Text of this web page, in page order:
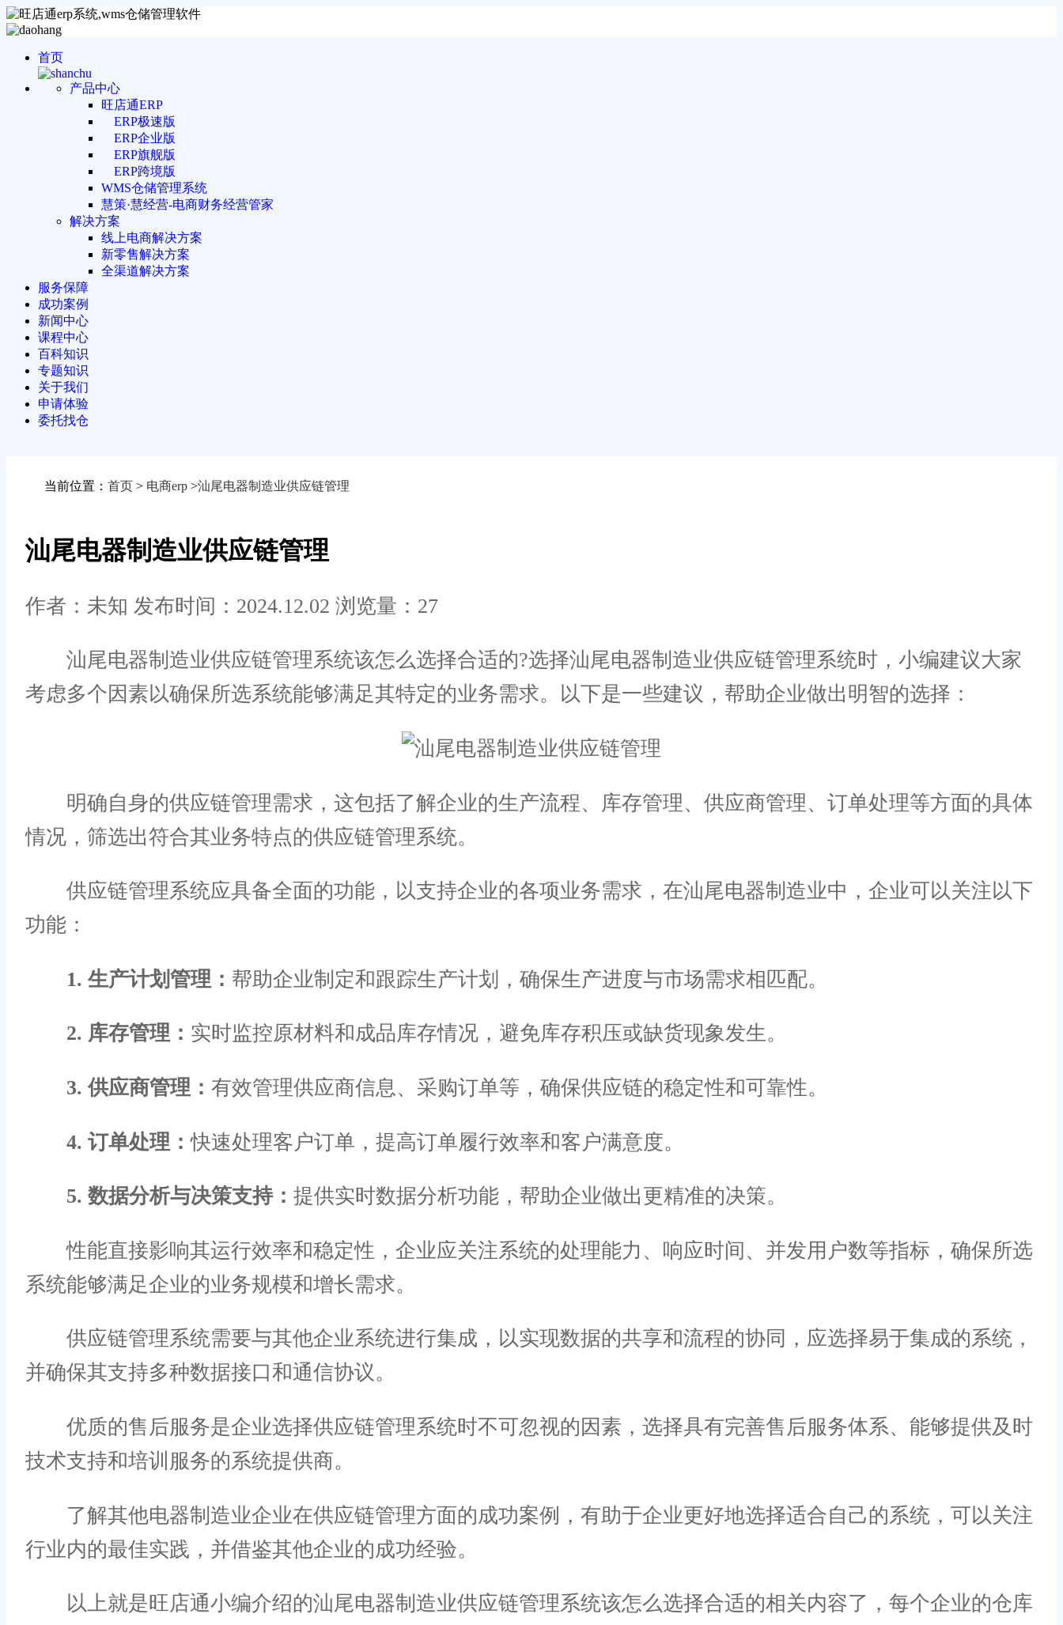
首页
产品中心
旺店通ERP
ERP极速版
ERP企业版
ERP旗舰版
ERP跨境版
WMS仓储管理系统
慧策·慧经营-电商财务经营管家
解决方案
线上电商解决方案
新零售解决方案
全渠道解决方案
服务保障
成功案例
新闻中心
课程中心
百科知识
专题知识
关于我们
申请体验
委托找仓
当前位置： 首页 > 电商erp >汕尾电器制造业供应链管理
汕尾电器制造业供应链管理
作者：未知 发布时间：2024.12.02 浏览量：27
汕尾电器制造业供应链管理系统该怎么选择合适的?选择汕尾电器制造业供应链管理系统时，小编建议大家
考虑多个因素以确保所选系统能够满足其特定的业务需求。以下是一些建议，帮助企业做出明智的选择：
明确自身的供应链管理需求，这包括了解企业的生产流程、库存管理、供应商管理、订单处理等方面的具体
情况，筛选出符合其业务特点的供应链管理系统。
供应链管理系统应具备全面的功能，以支持企业的各项业务需求，在汕尾电器制造业中，企业可以关注以下
功能：
1. 生产计划管理： 帮助企业制定和跟踪生产计划，确保生产进度与市场需求相匹配。
2. 库存管理： 实时监控原材料和成品库存情况，避免库存积压或缺货现象发生。
3. 供应商管理： 有效管理供应商信息、采购订单等，确保供应链的稳定性和可靠性。
4. 订单处理：快速处理客户订单，提高订单履行效率和客户满意度。
5. 数据分析与决策支持： 提供实时数据分析功能，帮助企业做出更精准的决策。
性能直接影响其运行效率和稳定性，企业应关注系统的处理能力、响应时间、并发用户数等指标，确保所选
系统能够满足企业的业务规模和增长需求。
供应链管理系统需要与其他企业系统进行集成，以实现数据的共享和流程的协同，应选择易于集成的系统，
并确保其支持多种数据接口和通信协议。
优质的售后服务是企业选择供应链管理系统时不可忽视的因素，选择具有完善售后服务体系、能够提供及时
技术支持和培训服务的系统提供商。
了解其他电器制造业企业在供应链管理方面的成功案例，有助于企业更好地选择适合自己的系统，可以关注
行业内的最佳实践，并借鉴其他企业的成功经验。
以上就是旺店通小编介绍的汕尾电器制造业供应链管理系统该怎么选择合适的相关内容了，每个企业的仓库